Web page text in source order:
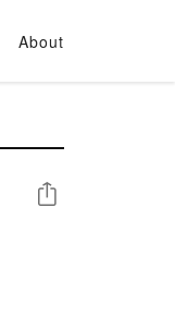
About
Share